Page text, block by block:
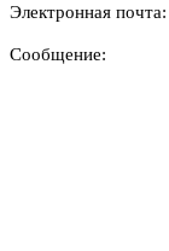
Электронная почта:
Сообщение: